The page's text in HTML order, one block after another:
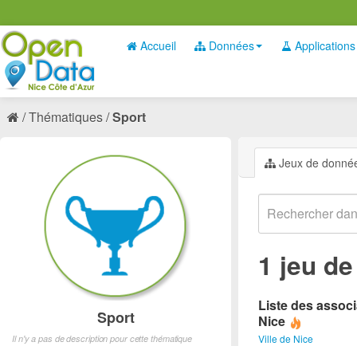
Accueil Données Applications
Thématiques Sport
Jeux de
1 jeu
Liste des
Nice
Ville de Nice
Sport
Il n'y a pas de description pour cette thématique